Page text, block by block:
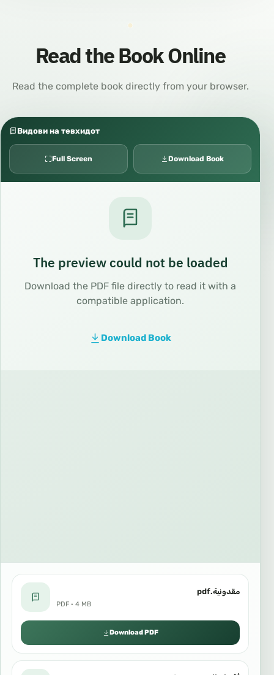
Read the Book Online
Read the complete book directly from your browser.
Видови на тевхидот
Full Screen Download Book
The preview could not be loaded
Download the PDF file directly to read it with a
compatible application.
Download Book
مقدونية.pdf
PDF · 4 MB
Download PDF